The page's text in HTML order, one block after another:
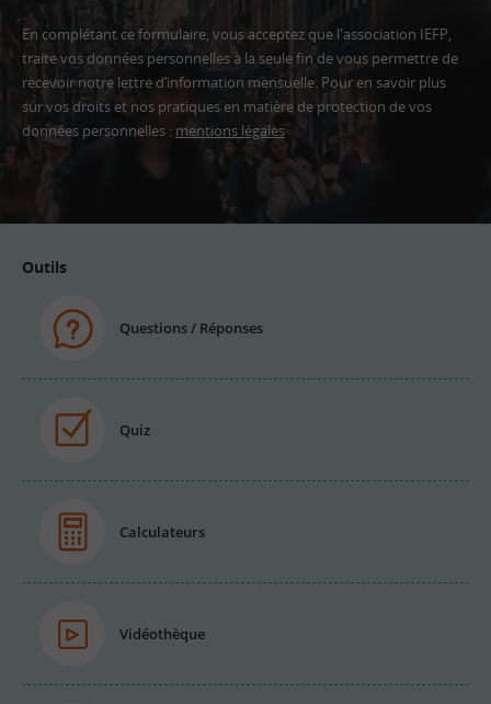
En complétant ce formulaire, vous acceptez que l'association IEFP,
traite vos données personnelles à la seule fin de vous permettre de
recevoir notre lettre d’information mensuelle. Pour en savoir plus
sur vos droits et nos pratiques en matière de protection de vos
données personnelles : mentions légales
Outils
Questions / Réponses
Quiz
Calculateurs
Vidéothèque